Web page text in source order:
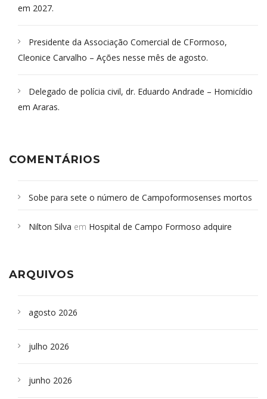
em 2027.
Presidente da Associação Comercial de CFormoso,
Cleonice Carvalho – Ações nesse mês de agosto.
Delegado de polícia civil, dr. Eduardo Andrade – Homicídio
em Araras.
COMENTÁRIOS
Sobe para sete o número de Campoformosenses mortos
Campoformosenses que morreram em desabamentos são
Nilton Silva em Hospital de Campo Formoso adquire
ARQUIVOS
agosto 2026
julho 2026
junho 2026